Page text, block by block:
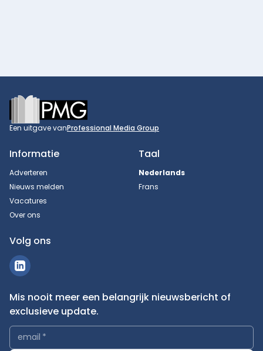
Footer
Een uitgave vanProfessional Media Group
Informatie
Adverteren
Nieuws melden
Vacatures
Over ons
Taal
Nederlands
Frans
Volg ons
Mis nooit meer een belangrijk nieuwsbericht of
exclusieve update.
email *